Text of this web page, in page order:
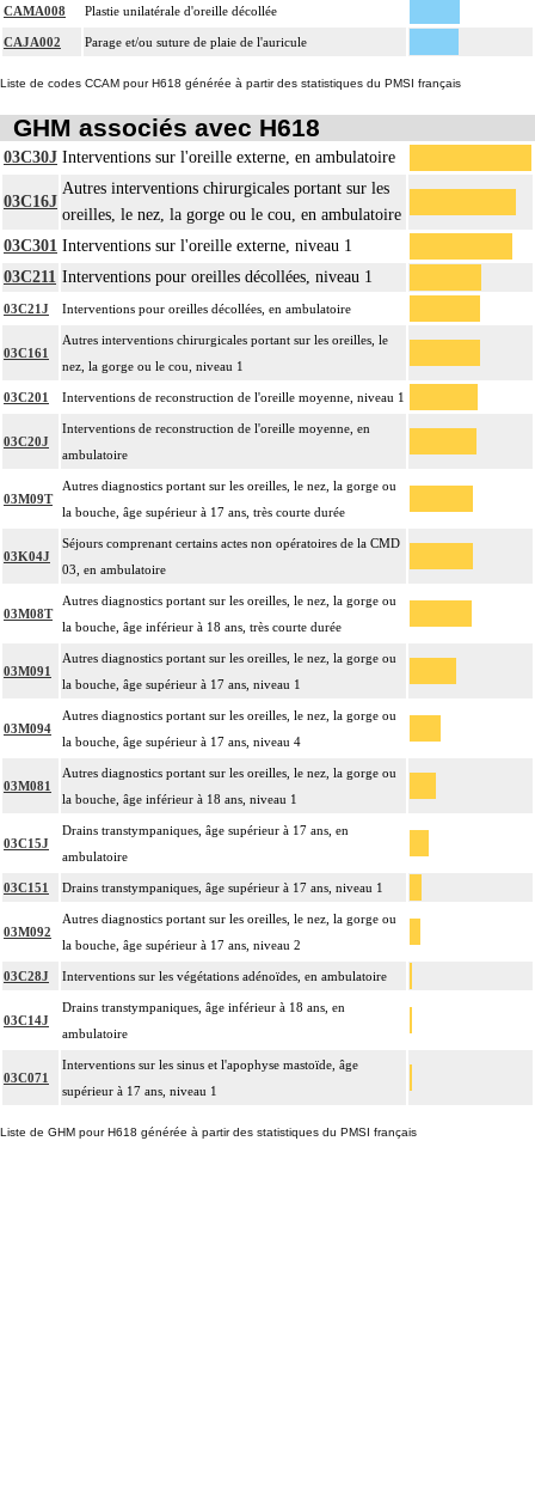
CAMA008 Plastie unilatérale d'oreille décollée
CAJA002 Parage et/ou suture de plaie de l'auricule
Liste de codes CCAM pour H618 générée à partir des statistiques du PMSI français
GHM associés avec H618
03C30J Interventions sur l'oreille externe, en ambulatoire
03C16J
Autres interventions chirurgicales portant sur les
oreilles, le nez, la gorge ou le cou, en ambulatoire
03C301 Interventions sur l'oreille externe, niveau 1
03C211 Interventions pour oreilles décollées, niveau 1
03C21J Interventions pour oreilles décollées, en ambulatoire
03C161
Autres interventions chirurgicales portant sur les oreilles, le
nez, la gorge ou le cou, niveau 1
03C201 Interventions de reconstruction de l'oreille moyenne, niveau 1
03C20J
Interventions de reconstruction de l'oreille moyenne, en
ambulatoire
03M09T
Autres diagnostics portant sur les oreilles, le nez, la gorge ou
la bouche, âge supérieur à 17 ans, très courte durée
03K04J
Séjours comprenant certains actes non opératoires de la CMD
03, en ambulatoire
03M08T
Autres diagnostics portant sur les oreilles, le nez, la gorge ou
la bouche, âge inférieur à 18 ans, très courte durée
03M091
Autres diagnostics portant sur les oreilles, le nez, la gorge ou
la bouche, âge supérieur à 17 ans, niveau 1
03M094
Autres diagnostics portant sur les oreilles, le nez, la gorge ou
la bouche, âge supérieur à 17 ans, niveau 4
03M081
Autres diagnostics portant sur les oreilles, le nez, la gorge ou
la bouche, âge inférieur à 18 ans, niveau 1
03C15J
Drains transtympaniques, âge supérieur à 17 ans, en
ambulatoire
03C151 Drains transtympaniques, âge supérieur à 17 ans, niveau 1
03M092
Autres diagnostics portant sur les oreilles, le nez, la gorge ou
la bouche, âge supérieur à 17 ans, niveau 2
03C28J Interventions sur les végétations adénoïdes, en ambulatoire
03C14J
Drains transtympaniques, âge inférieur à 18 ans, en
ambulatoire
03C071
Interventions sur les sinus et l'apophyse mastoïde, âge
supérieur à 17 ans, niveau 1
Liste de GHM pour H618 générée à partir des statistiques du PMSI français